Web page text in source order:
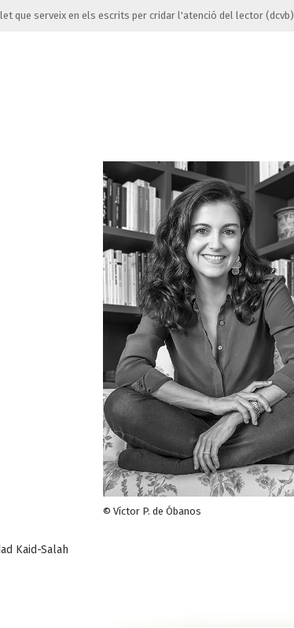
que serveix en els escrits per cridar l'atenció del lector (dcvb)
© Víctor P. de Óbanos
Kaid-Salah